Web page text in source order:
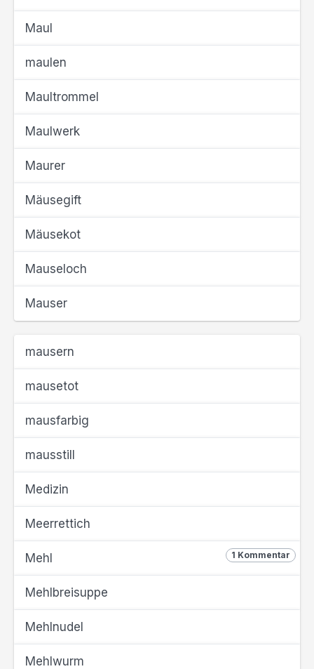
Maul
maulen
Maultrommel
Maulwerk
Maurer
Mäusegift
Mäusekot
Mauseloch
Mauser
mausern
mausetot
mausfarbig
mausstill
Medizin
Meerrettich
1 Kommentar
Mehl
Mehlbreisuppe
Mehlnudel
Mehlwurm